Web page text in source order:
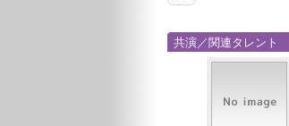
共演／関連タレント